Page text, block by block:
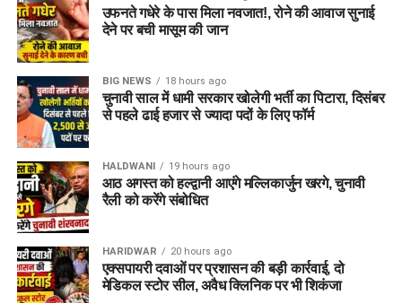
उफनते गधेरे के पास मिला नवजात!, रोने की आवाज सुनाई
देने पर बची मासूम की जान
BIG NEWS 18 hours ago
चुनावी साल में धामी सरकार खोलेगी भर्ती का पिटारा, दिसंबर
से पहले ढाई हजार से ज्यादा पदों के लिए फॉर्म
HALDWANI 19 hours ago
आठ अगस्त को हल्द्वानी आएंगे मल्लिकार्जुन खरगे, चुनावी
रैली को करेंगे संबोधित
HARIDWAR 20 hours ago
एक्सपायरी दवाओं पर प्रशासन की बड़ी कार्रवाई, दो
मेडिकल स्टोर सील, अवैध क्लिनिक पर भी शिकंजा